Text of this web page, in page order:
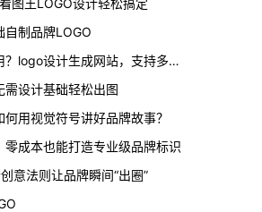
图王LOGO设计轻松搞定
自制品牌LOGO
logo设计生成工具哪个好用？logo设计生成网站，支持多行业模板
设计基础轻松出图
用视觉符号讲好品牌故事？
成本也能打造专业级品牌标识
意法则让品牌瞬间“出圈”